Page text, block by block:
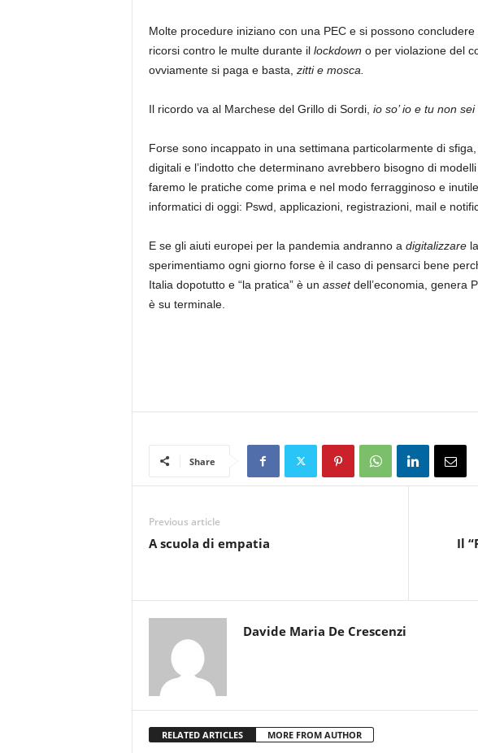
Molte procedure iniziano con una PEC e si possono
ricorsi contro le multe durante il lockdown o per violazione del
ovviamente si paga e basta, zitti e mosca.
Il ricordo va al Marchese del Grillo di Sordi, io so’ io e tu non
Forse sono incappato in una settimana particolarmente di
digitali e l’indotto che determinano avrebbero bisogno di
faremo le pratiche come prima e nel modo ferragginoso e
informatici di oggi: Pswd, applicazioni, registrazioni, mail e
E se gli aiuti europei per la pandemia andranno a digitalizzare
sperimentiamo ogni giorno forse è il caso di pensarci bene
Italia dopotutto e “la pratica” è un assetdell’economia, genera
è su terminale.
Share
Previous article
A scuola di empatia
Il
Davide Maria De Crescenzi
RELATED ARTICLES MORE FROM AUTHOR